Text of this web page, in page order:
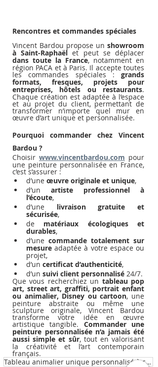
Rencontres et commandes spéciales
Vincent Bardou propose un showroom
à Saint-Raphaël
dans toute la France, notamment en
région PACA et à Paris. Il accepte toutes
les commandes spéciales : grands
formats, fresques, projets pour
entreprises, hôtels ou restaurants.
Chaque création est adaptée à l’espace
et au projet du client, permettant de
transformer n’importe quel mur en
œuvre d’art unique et personnalisée.
Pourquoi commander chez Vincent
Bardou ?
Choisir www.vincentbardou.com pour
une peinture personnalisée en France,
c’est s’assurer :
d’une œuvre originale et unique,
d’un artiste professionnel à
l’écoute,
d’une livraison gratuite et
sécurisée,
de matériaux écologiques et
durables,
d’une commande totalement sur
mesure adaptée à votre espace ou
projet,
d’un certificat d’authenticité,
d’un suivi client personnalisé 24/7.
Que vous recherchiez un tableau pop
art, street art, graffiti, portrait enfant
ou animalier, Disney ou cartoon, une
peinture abstraite ou même une
sculpture originale, Vincent Bardou
transforme votre idée en œuvre
artistique tangible. Commander une
peinture personnalisée n’a jamais été
aussi simple et sûr, tout en valorisant
la créativité et l’art contemporain
français.
Tableau animalier unique personnalisé à commander en ligne